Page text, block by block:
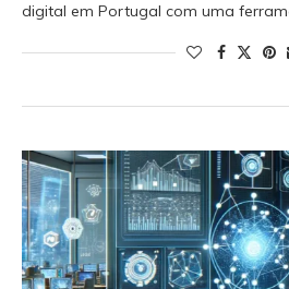
digital em Portugal com uma